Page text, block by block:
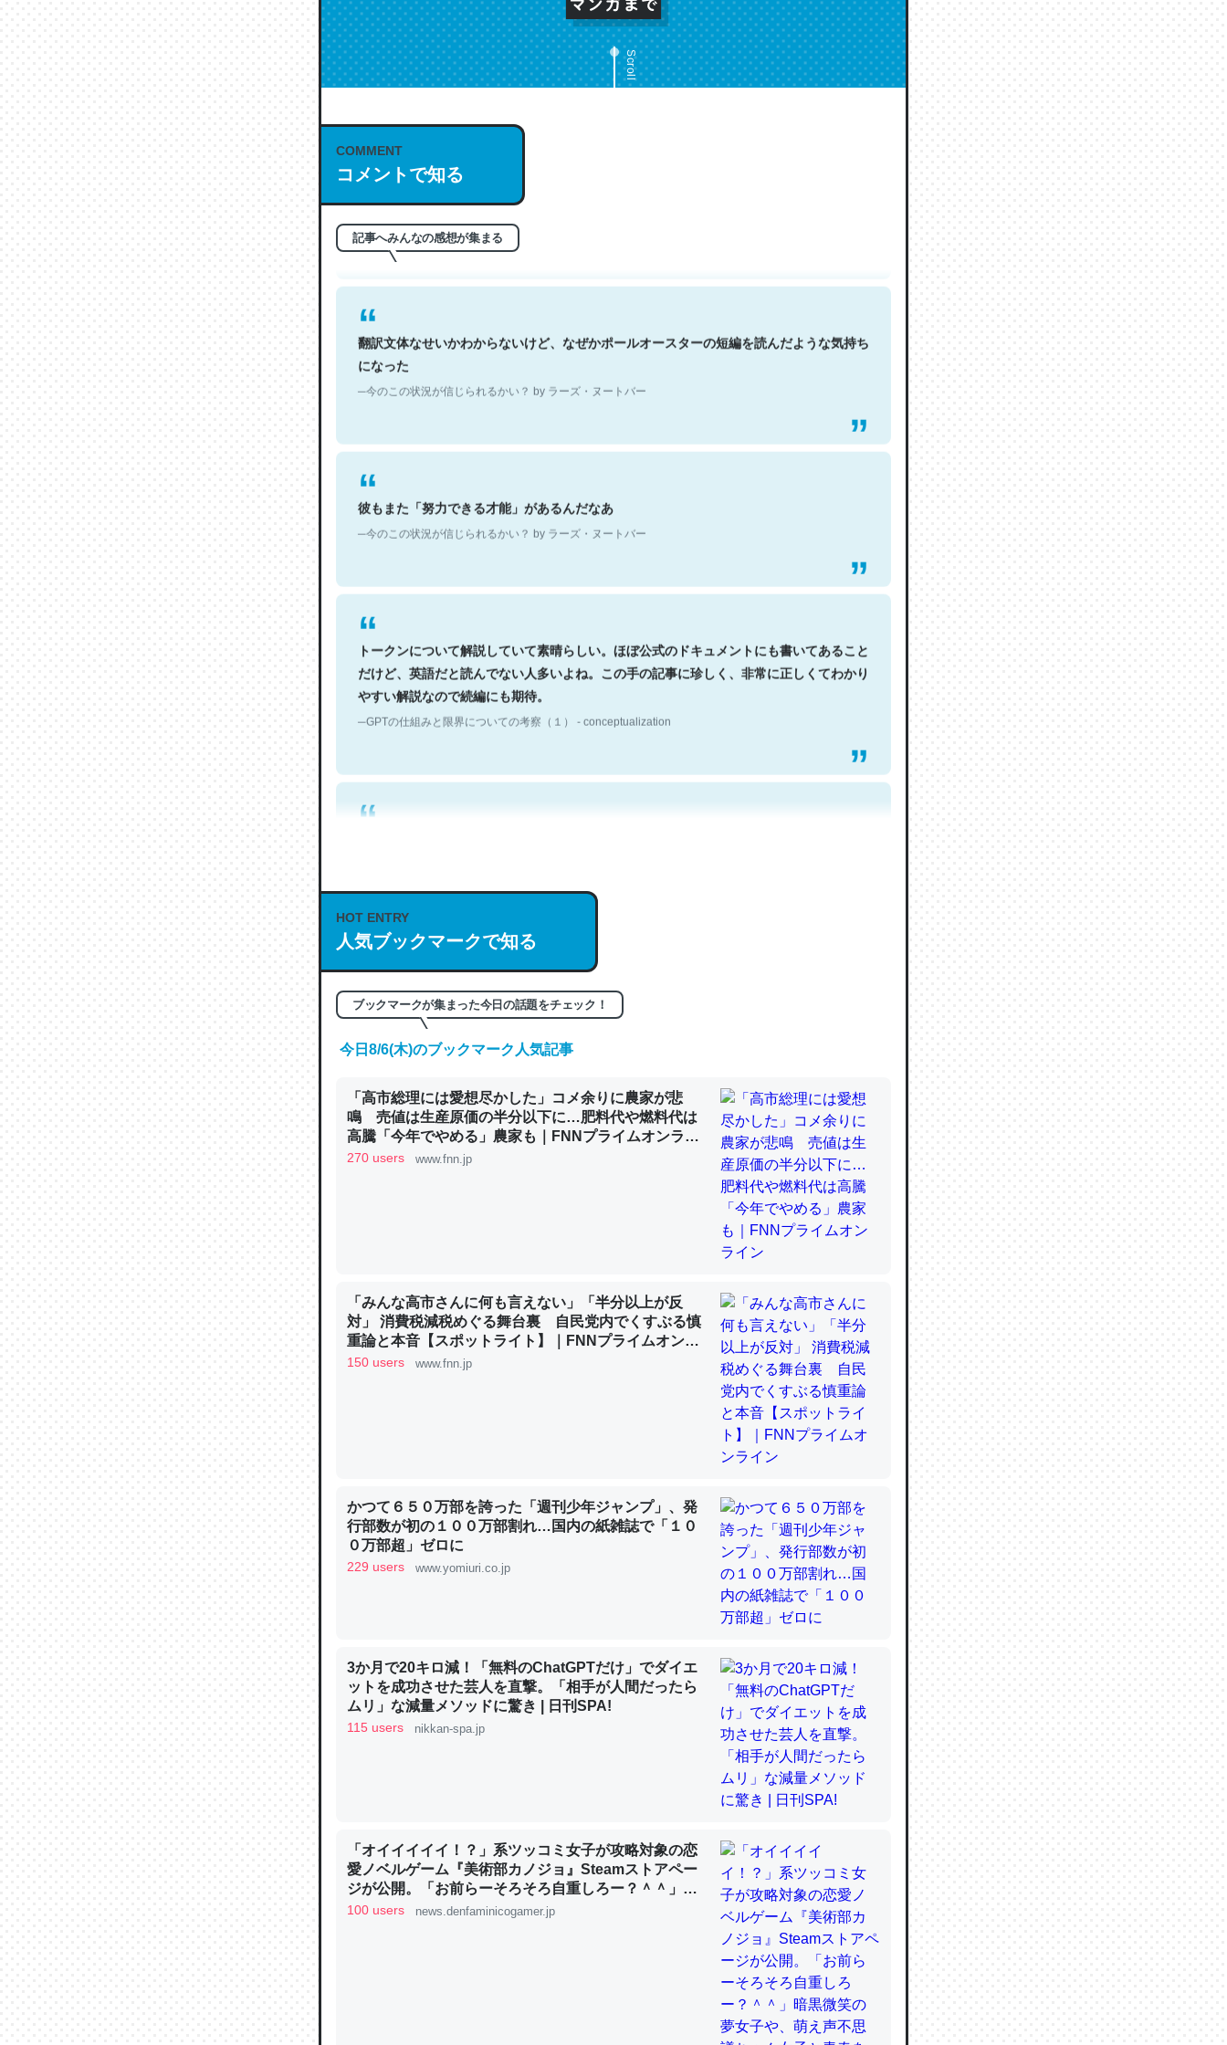
Scroll
COMMENT
コメントで知る
記事へみんなの感想が集まる
これは名文。彼はとてもクレバーなんだろうなと凄く思う。英語少しでも読める人は原文
もお勧め。自分はこの流れ好き。Let’s Fucking Go. Then Covid hit. Shit.
─今のこの状況が信じられるかい？ by ラーズ・ヌートバー
翻訳文体なせいかわからないけど、なぜかポールオースターの短編を読んだような気持ち
になった
─今のこの状況が信じられるかい？ by ラーズ・ヌートバー
彼もまた「努力できる才能」があるんだなあ
─今のこの状況が信じられるかい？ by ラーズ・ヌートバー
トークンについて解説していて素晴らしい。ほぼ公式のドキュメントにも書いてあること
だけど、英語だと読んでない人多いよね。この手の記事に珍しく、非常に正しくてわかり
やすい解説なので続編にも期待。
─GPTの仕組みと限界についての考察（１） - conceptualization
何気にChatGPTの仕組み、特に「トークン」について解説してる記事が少ないので貴重
の伏線」は回収されないけど、短期記憶というには多い分量。進化すればするほど分かり
やすく強くなりそう
─GPTの仕組みと限界についての考察（１） - conceptualization
昆虫ってカルシウム少ないのか。知らんかった。調べたらコオロギのカルシウム分はエビ
─ニュース :: 【研究発表】昆虫学の大問題＝「昆虫はなぜ海にいないのか」に関する新仮説
論文では「淡水はカルシウムも酸素も不足してて両方に不利だから両方が拮抗してるので
は」とあって面白い。海にいる鋏角類（カブトガニ・ウミグモ）はカルシウムを使わずキ
─ニュース :: 【研究発表】昆虫学の大問題＝「昆虫はなぜ海にいないのか」に関する新仮説
これを元に考えるとカルシウムを大量に使う脊椎動物と貝類は苦労してるんだな…。腹足
類だと殻を無くしてナメクジになったり努力してるし。
─ニュース :: 【研究発表】昆虫学の大問題＝「昆虫はなぜ海にいないのか」に関する新仮説
ウチもEchoを実家に置いて４年。でたまに覗いてる。ぼちぼちRingも置こうかと画策
中。あと、Googleマップで位置情報を共有してる。電池残量や充電中かが分かるのでこ
れ見て生きてるなって分かる。
─たまにLINEするくらいだった遠方の父67歳と僕。ITツール導入でコミュニケーションが劇的に変化し
ちょうど同じ理由でEcho Show 8を設定中でした。PrimeとかSpotifyを支払う孝行もで
きる。一生で親と会える残り時間を日数にすると1週間とかの人が多いそうだけど、それ
─たまにLINEするくらいだった遠方の父67歳と僕。ITツール導入でコミュニケーションが劇的に変化し
HOT ENTRY
人気ブックマークで知る
ブックマークが集まった今日の話題をチェック！
今日8/6(木)のブックマーク人気記事
「高市総理には愛想尽かした」コメ余りに農家が悲
鳴 売値は生産原価の半分以下に…肥料代や燃料代は
高騰「今年でやめる」農家も｜FNNプライムオンライ
ン
270 users www.fnn.jp
「みんな高市さんに何も言えない」「半分以上が反
対」 消費税減税めぐる舞台裏 自民党内でくすぶる慎
重論と本音【スポットライト】｜FNNプライムオンラ
イン
150 users www.fnn.jp
かつて６５０万部を誇った「週刊少年ジャンプ」、発
行部数が初の１００万部割れ…国内の紙雑誌で「１０
０万部超」ゼロに
229 users www.yomiuri.co.jp
3か月で20キロ減！「無料のChatGPTだけ」でダイエ
ットを成功させた芸人を直撃。「相手が人間だったら
ムリ」な減量メソッドに驚き | 日刊SPA!
115 users nikkan-spa.jp
「オイイイイイ！？」系ツッコミ女子が攻略対象の恋
愛ノベルゲーム『美術部カノジョ』Steamストアペー
ジが公開。「お前らーそろそろ自重しろー？＾＾」暗
黒微笑の夢女子や、萌え声不思議ちゃん女子と青春を
100 users news.denfaminicogamer.jp